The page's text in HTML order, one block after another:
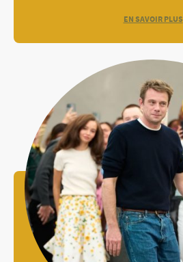
EN SAVOIR PLUS